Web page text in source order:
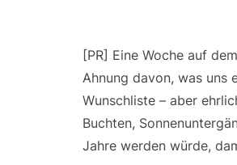
[PR] Eine Woche auf
Ahnung davon, was uns
Wunschliste – aber
Buchten,
Jahre werden würde,